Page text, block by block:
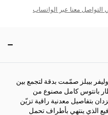
التواصل معنا عبر الواتساب
بيبلز صمّمت بدقة لتجمع بين
بانتوس كامل مصنوع من
بتفاصيل معدنية راقية تزيّن
الذي ينتهي بأطراف تحمل